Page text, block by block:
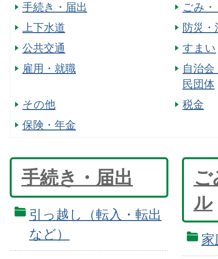
手続き・届出
ごみ
上下水道
防災・
公共交通
すまい
雇用・就職
自治
民団体
その他
税金
保険・年金
手続き・届出
引っ越し（転入・転出
など）
ル